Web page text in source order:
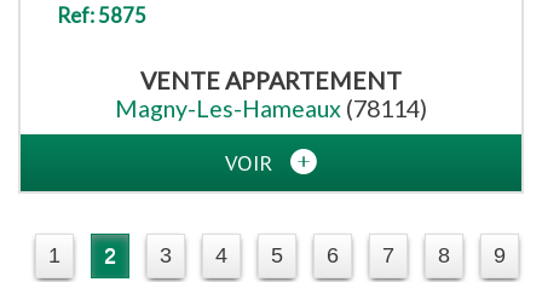
Ref: 5875
VENTEAPPARTEMENT
Magny-Les-Hameaux (78114)
VOIR
1 2 3 4 5 6 7 8 9